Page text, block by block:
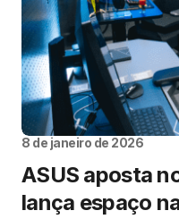
8 de janeiro de 2026
ASUS aposta
lança espaço